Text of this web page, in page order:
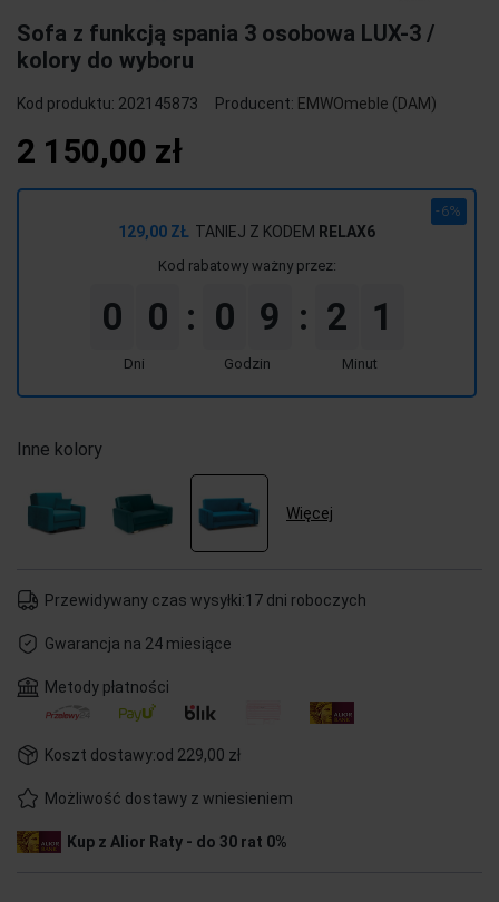
Sofa z funkcją spania 3 osobowa LUX-3 /
kolory do wyboru
Kod produktu: 202145873 Producent: EMWOmeble (DAM)
2 150,00 zł
129,00 ZŁ TANIEJ Z KODEM RELAX6
Kod rabatowy ważny przez:
-6%
0 0
Dni
: 0 9
Godzin
: 2 1
Minut
Inne kolory
Więcej
Przewidywany czas wysyłki:17 dni roboczych
Gwarancja na 24 miesiące
Metody płatności
Koszt dostawy:od 229,00 zł
Możliwość dostawy z wniesieniem
Kup z Alior Raty - do 30 rat 0%